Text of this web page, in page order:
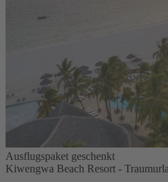
Ausflugspaket geschenkt
Kiwengwa Beach Resort -